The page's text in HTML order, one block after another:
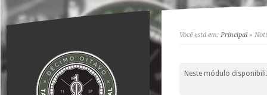
Você está em: Principal»
Neste módulo